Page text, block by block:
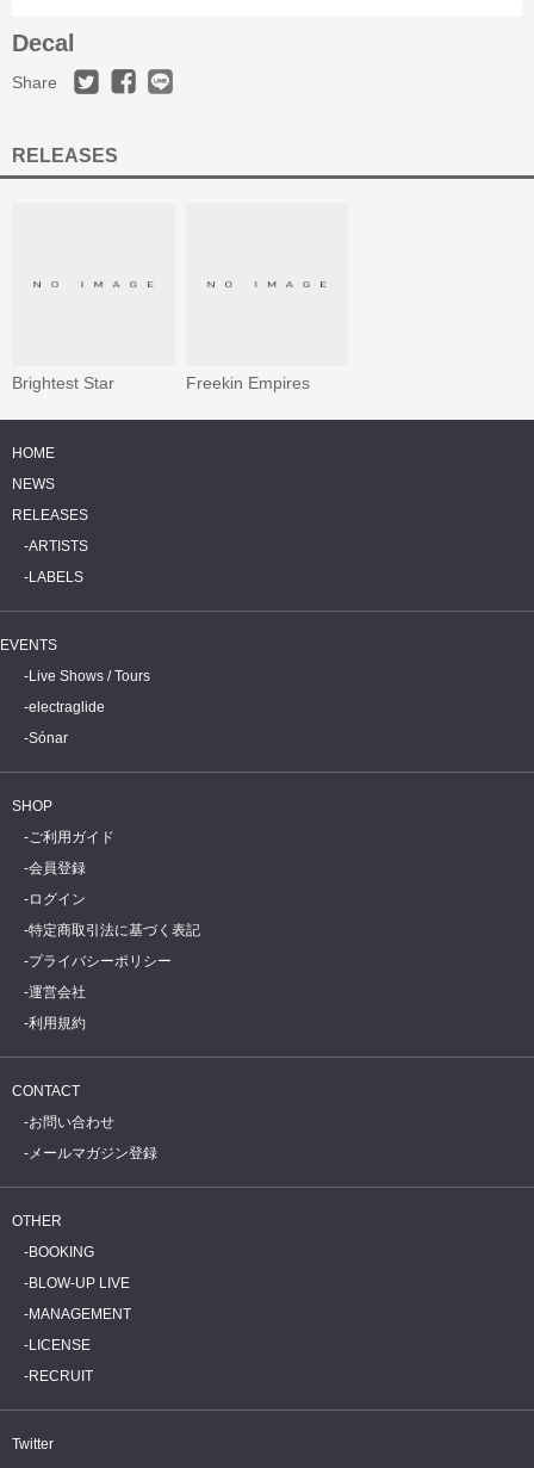
Decal
Share
RELEASES
Brightest Star Freekin Empires
HOME
NEWS
RELEASES
ARTISTS
LABELS
EVENTS
Live Shows / Tours
electraglide
Sónar
SHOP
ご利用ガイド
会員登録
ログイン
特定商取引法に基づく表記
プライバシーポリシー
運営会社
利用規約
CONTACT
お問い合わせ
メールマガジン登録
OTHER
BOOKING
BLOW-UP LIVE
MANAGEMENT
LICENSE
RECRUIT
Twitter